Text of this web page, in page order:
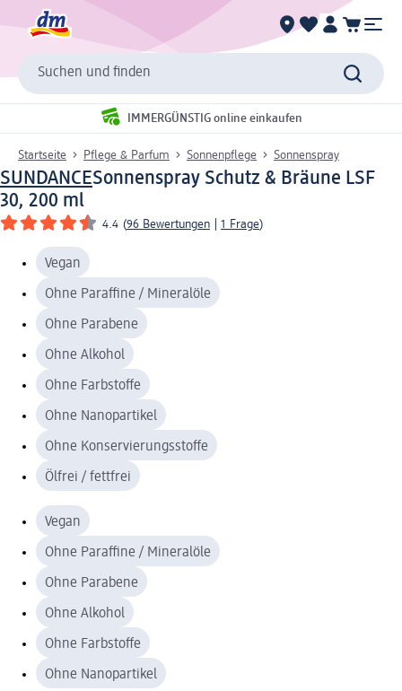
Suchen und finden
IMMERGÜNSTIG online einkaufen
Startseite Pflege & Parfum Sonnenpflege Sonnenspray
SUNDANCESonnenspray Schutz & Bräune LSF
30, 200 ml
4.4 (96 Bewertungen 1 Frage)
Vegan
Ohne Paraffine / Mineralöle
Ohne Parabene
Ohne Alkohol
Ohne Farbstoffe
Ohne Nanopartikel
Ohne Konservierungsstoffe
Ölfrei / fettfrei
Vegan
Ohne Paraffine / Mineralöle
Ohne Parabene
Ohne Alkohol
Ohne Farbstoffe
Ohne Nanopartikel